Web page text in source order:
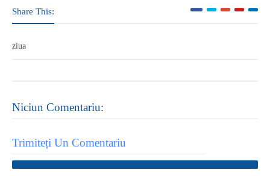
Share This:
ziua
Niciun Comentariu:
Trimiteți Un Comentariu